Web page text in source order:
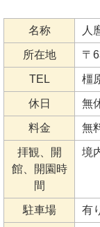
名称 人
所在地 〒
TEL 橿
休日 無
料金 無
拝観、開
館、開園時
間
境
駐車場 有